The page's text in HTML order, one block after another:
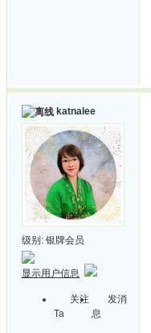
katnalee
级别: 银牌会员
显示用户信息
关注
Ta
发消
息